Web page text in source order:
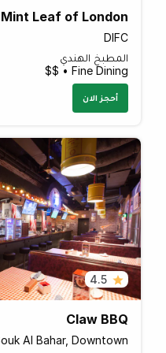
Mint Leaf of London
DIFC
المطبخ الهندي
Fine Dining • $$
أحجز الان
4.5
Claw BBQ
Al Bahar, Downtown